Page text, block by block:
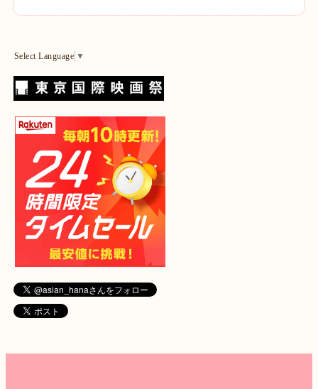
Select Language ▼